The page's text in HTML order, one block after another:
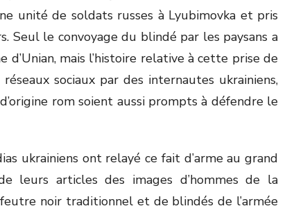
unité de soldats russes à Lyubimovka et pris
Seul le convoyage du blindé par les paysans a
mais l’histoire relative à cette prise de
sociaux par des internautes ukrainiens,
rom soient aussi prompts à défendre le
ukrainiens ont relayé ce fait d’arme au grand
leurs articles des images d’hommes de la
noir traditionnel et de blindés de l’armée